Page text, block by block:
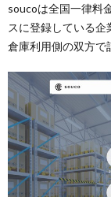
soucoは全国一律料
スに登録している
倉庫利用側の双方で